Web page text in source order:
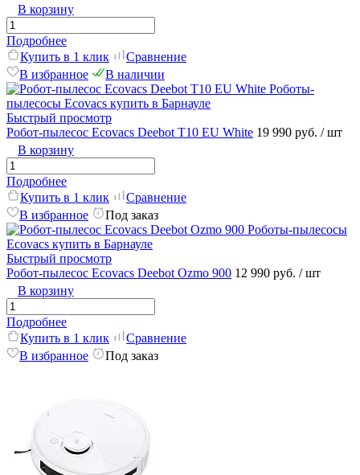
В корзину
Подробнее
Купить в 1 клик
Сравнение
В избранное
В наличии
Быстрый просмотр
Робот-пылесос Ecovacs Deebot T10 EU White 19 990 руб. / шт
В корзину
Подробнее
Купить в 1 клик
Сравнение
В избранное
Под заказ
Быстрый просмотр
Робот-пылесос Ecovacs Deebot Ozmo 900 12 990 руб. / шт
В корзину
Подробнее
Купить в 1 клик
Сравнение
В избранное
Под заказ